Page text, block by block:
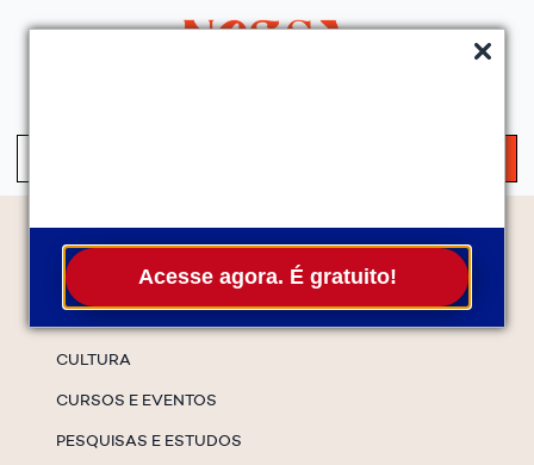
Acesse agora. É gratuito!
Temas
CULTURA
CURSOS E EVENTOS
PESQUISAS E ESTUDOS